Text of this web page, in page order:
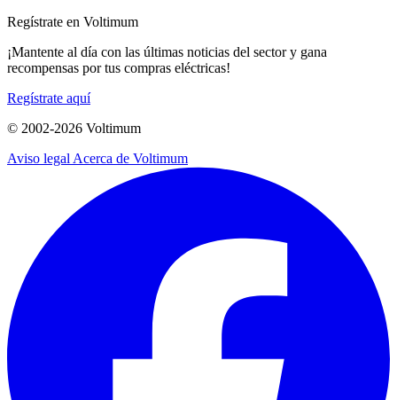
Regístrate en Voltimum
¡Mantente al día con las últimas noticias del sector y gana
recompensas por tus compras eléctricas!
Regístrate aquí
© 2002-2026 Voltimum
Aviso legal Acerca de Voltimum